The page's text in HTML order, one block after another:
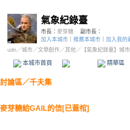
氣象紀錄臺
市長： 麥芽糖
副市長：
加入本城市
推薦本城市 加入我的
udn／城市／文學創作／其他 ／ 【氣象紀錄臺】城市
本城市首頁 精華區
討論區／千夫集
麥芽糖給GAIL的信[已蓋棺]